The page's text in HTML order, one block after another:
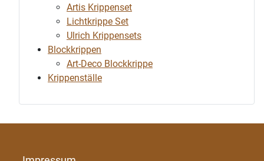
Artis Krippenset
Lichtkrippe Set
Ulrich Krippensets
Blockkrippen
Art-Deco Blockkrippe
Krippenställe